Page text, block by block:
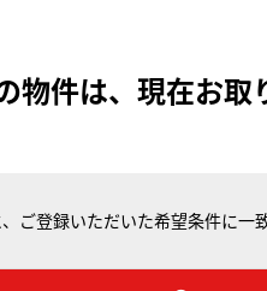
物件は、現在お取
ご登録いただいた希望条件に一